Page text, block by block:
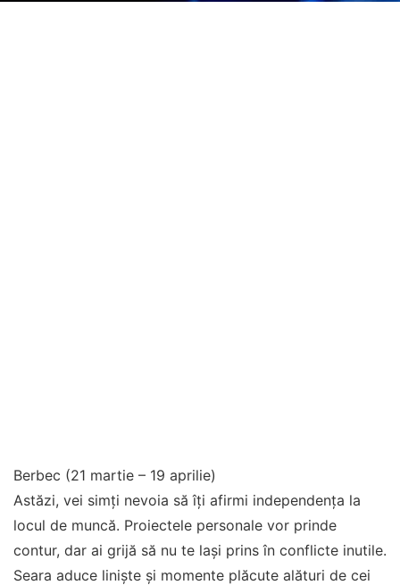
Berbec (21 martie – 19 aprilie)
Astăzi, vei simți nevoia să îți afirmi independența la
locul de muncă. Proiectele personale vor prinde
contur, dar ai grijă să nu te lași prins în conflicte inutile.
Seara aduce liniște și momente plăcute alături de cei